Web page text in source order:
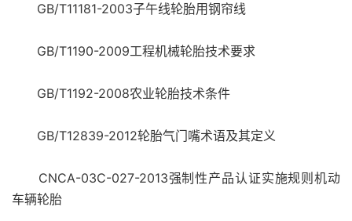
GB/T11181-2003子午线轮胎用钢帘线
GB/T1190-2009工程机械轮胎技术要求
GB/T1192-2008农业轮胎技术条件
GB/T12839-2012轮胎气门嘴术语及其定义
CNCA-03C-027-2013强制性产品认证实施规则机动
车辆轮胎